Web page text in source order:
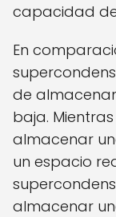
capacidad
En
de
baja.
almacenar
un espacio
almacenar